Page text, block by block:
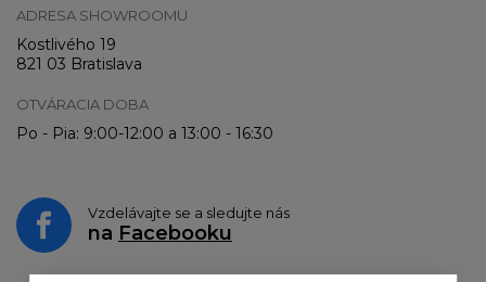
ADRESA SHOWROOMU
Kostlivého 19
821 03 Bratislava
OTVÁRACIA DOBA
Po - Pia: 9:00-12:00 a 13:00 - 16:30
Vzdelávajte se a sledujte nás
na Facebooku